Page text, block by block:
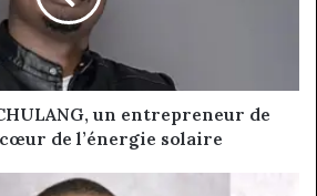
un entrepreneur de
de l’énergie solaire